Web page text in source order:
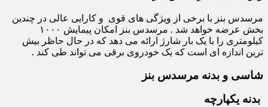
مرسدس بنز با برخی از ویژگی های قوی و کارایی عالی در چندین
بخش عرضه خواهد شد . مرسدس بنز امکان پیمایش ۱۰۰۰
کیلومتری را با یک بار شارژ ارائه می دهد که در حال حاظر بیش
ترین اندازه ای است که یک خودروی برقی می تواند طی کند .
شاسی و بدنه مرسدس بنز
بدنه یکپارچه